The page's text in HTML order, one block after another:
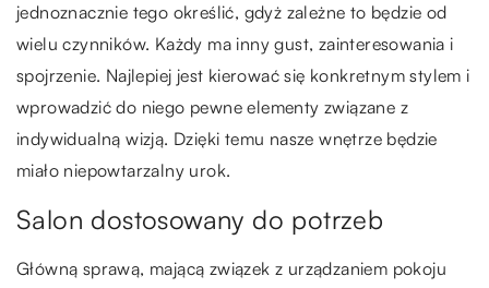
jednoznacznie tego określić, gdyż zależne to będzie od
wielu czynników. Każdy ma inny gust, zainteresowania i
spojrzenie. Najlepiej jest kierować się konkretnym stylem i
wprowadzić do niego pewne elementy związane z
indywidualną wizją. Dzięki temu nasze wnętrze będzie
miało niepowtarzalny urok.
Salon dostosowany do potrzeb
Główną sprawą, mającą związek z urządzaniem pokoju